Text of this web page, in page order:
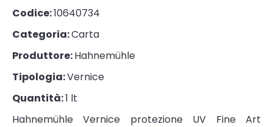
Codice:10640734
Categoria:Carta
Produttore:Hahnemühle
Tipologia:Vernice
Quantità:1 lt
Hahnemühle Vernice protezione UV Fine Art